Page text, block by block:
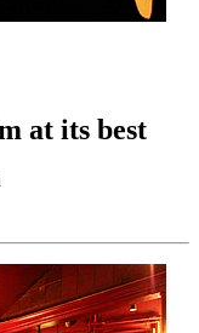
at its best